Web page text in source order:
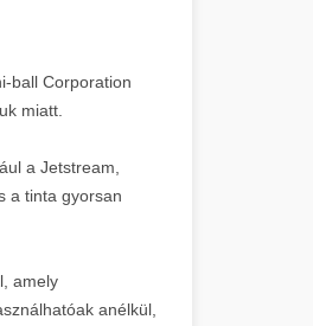
ball Corporation
miatt.
a Jetstream,
a tinta gyorsan
amely
anélkül,